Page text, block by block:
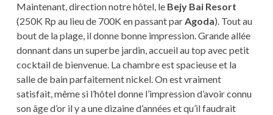
Maintenant, direction notre hôtel, le Bejy Bai Resort
(250K Rp au lieu de 700K en passant parAgoda). Tout au
bout de la plage, il donne bonne impression. Grande allée
donnant dans un superbe jardin, accueil au top avec petit
cocktail de bienvenue. La chambre est spacieuse et la
salle de bain parfaitement nickel. On est vraiment
satisfait, même si l’hôtel donne l’impression d’avoir connu
son âge d’or il y a une dizaine d’années et qu’il faudrait